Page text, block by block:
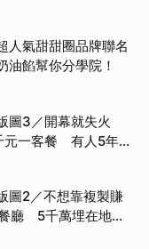
人氣甜甜圈品牌聯名
油餡幫你分學院！
圖3／開幕就失火
一客餐 有人5年吃
圖2／不想靠複製賺
廳 5千萬埋在地下